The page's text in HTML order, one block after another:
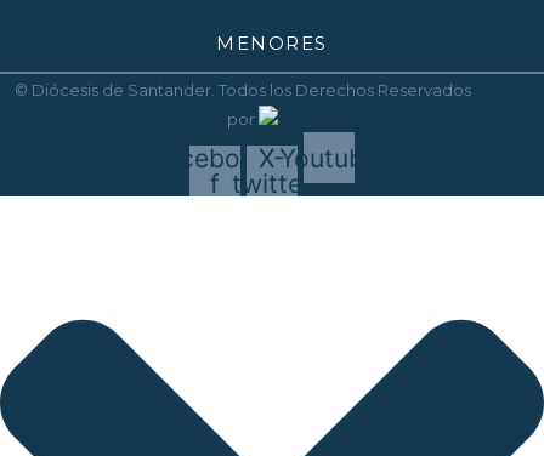
MENORES
© Diócesis de Santander. Todos los Derechos Reservados
por
Facebook-
f
X-
twitter
Youtube